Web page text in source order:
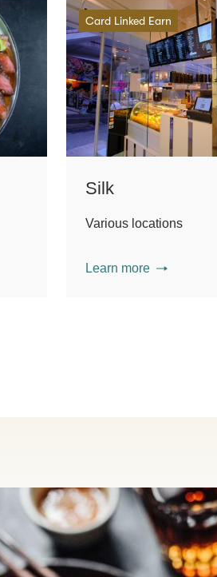
Card Linked Earn
Silk
Various locations
Learn more